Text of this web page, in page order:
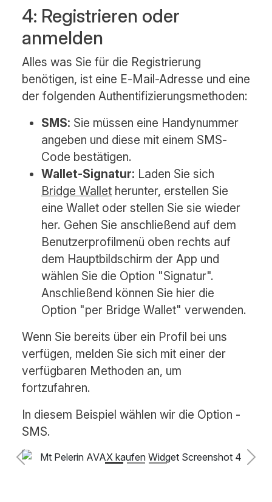
4: Registrieren oder
anmelden
Alles was Sie für die Registrierung
benötigen, ist eine E-Mail-Adresse und eine
der folgenden Authentifizierungsmethoden:
SMS: Sie müssen eine Handynummer
angeben und diese mit einem SMS-
Code bestätigen.
Wallet-Signatur: Laden Sie sich
Bridge Wallet herunter, erstellen Sie
eine Wallet oder stellen Sie sie wieder
her. Gehen Sie anschließend auf dem
Benutzerprofilmenü oben rechts auf
dem Hauptbildschirm der App und
wählen Sie die Option "Signatur".
Anschließend können Sie hier die
Option "per Bridge Wallet" verwenden.
Wenn Sie bereits über ein Profil bei uns
verfügen, melden Sie sich mit einer der
verfügbaren Methoden an, um
fortzufahren.
In diesem Beispiel wählen wir die Option -
SMS.
Previous Next